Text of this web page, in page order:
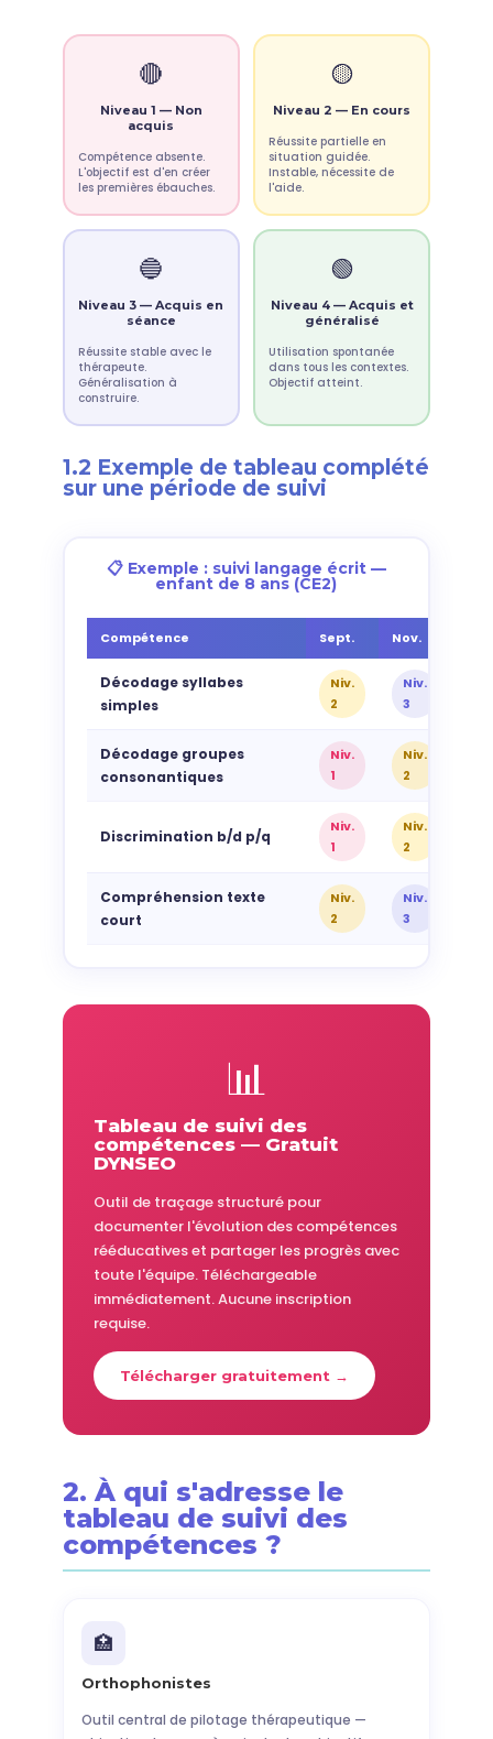
🔴
Niveau 1 — Non
acquis
Compétence absente.
L'objectif est d'en créer
les premières ébauches.
🟡
Niveau 2 — En cours
Réussite partielle en
situation guidée.
Instable, nécessite de
l'aide.
🔵
Niveau 3 — Acquis en
séance
Réussite stable avec le
thérapeute.
Généralisation à
construire.
🟢
Niveau 4 — Acquis et
généralisé
Utilisation spontanée
dans tous les contextes.
Objectif atteint.
1.2 Exemple de tableau complété
sur une période de suivi
📋 Exemple : suivi langage écrit —
enfant de 8 ans (CE2)
Compétence Sept. Nov.
Décodage syllabes
simples
Niv.
2
Niv.
3
Décodage groupes
consonantiques
Niv.
1
Niv.
2
Discrimination b/d p/q
Niv.
1
Niv.
2
Compréhension texte
court
Niv.
2
Niv.
3
📊
Tableau de suivi des
compétences — Gratuit
DYNSEO
Outil de traçage structuré pour
documenter l'évolution des compétences
rééducatives et partager les progrès avec
toute l'équipe. Téléchargeable
immédiatement. Aucune inscription
requise.
Télécharger gratuitement →
2. À qui s'adresse le
tableau de suivi des
compétences ?
🏥
Orthophonistes
Outil central de pilotage thérapeutique —